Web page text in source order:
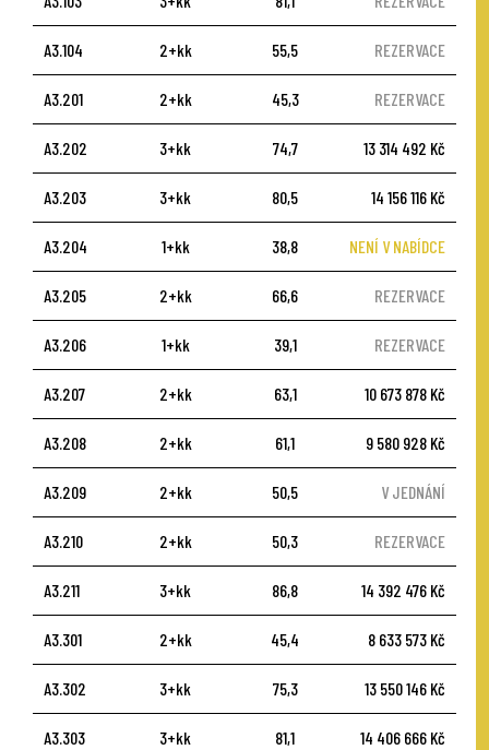
A3.104 2+kk 55,5 REZERVACE
A3.201 2+kk 45,3 REZERVACE
A3.202 3+kk 74,7 13 314 492 Kč
A3.203 3+kk 80,5 14 156 116 Kč
A3.204 1+kk 38,8 NENÍ V NABÍDCE
A3.205 2+kk 66,6 REZERVACE
A3.206 1+kk 39,1 REZERVACE
A3.207 2+kk 63,1 10 673 878 Kč
A3.208 2+kk 61,1 9 580 928 Kč
A3.209 2+kk 50,5 V JEDNÁNÍ
A3.210 2+kk 50,3 REZERVACE
A3.211 3+kk 86,8 14 392 476 Kč
A3.301 2+kk 45,4 8 633 573 Kč
A3.302 3+kk 75,3 13 550 146 Kč
A3.303 3+kk 81,1 14 406 666 Kč